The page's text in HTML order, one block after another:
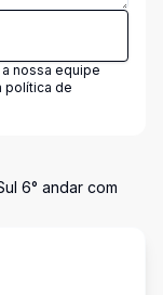
nossa equipe
política de
6° andar com